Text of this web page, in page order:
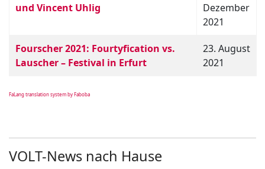
und Vincent Uhlig
Dezember
2021
Fourscher 2021: Fourtyfication vs.
Lauscher – Festival in Erfurt
23. August
2021
FaLang translation system by Faboba
VOLT-News nach Hause